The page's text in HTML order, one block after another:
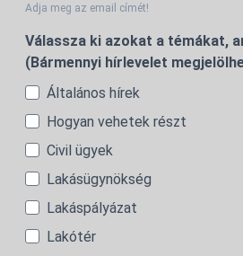
Adja meg az email címét!
Válassza ki azokat a témákat,
(Bármennyi hírlevelet
Általános hírek
Hogyan vehetek részt
Civil ügyek
Lakásügynökség
Lakáspályázat
Lakótér